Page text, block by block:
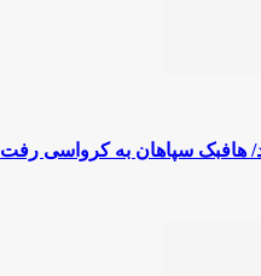
هافبک سپاهان به کرواسی رفت